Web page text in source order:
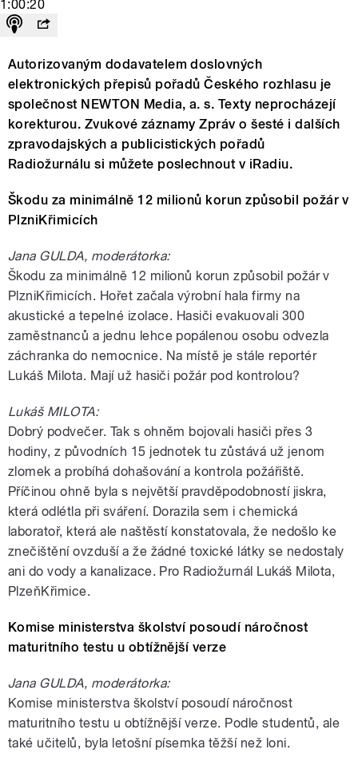
1:00:20
Autorizovaným dodavatelem doslovných
elektronických přepisů pořadů Českého rozhlasu je
společnost NEWTON Media, a. s. Texty neprocházejí
korekturou. Zvukové záznamy Zpráv o šesté i dalších
zpravodajských a publicistických pořadů
Radiožurnálu si můžete poslechnout v iRadiu.
Škodu za minimálně 12 milionů korun způsobil požár v
PlzniKřimicích
Jana GULDA, moderátorka:
Škodu za minimálně 12 milionů korun způsobil požár v
PlzniKřimicích. Hořet začala výrobní hala firmy na
akustické a tepelné izolace. Hasiči evakuovali 300
zaměstnanců a jednu lehce popálenou osobu odvezla
záchranka do nemocnice. Na místě je stále reportér
Lukáš Milota. Mají už hasiči požár pod kontrolou?
Lukáš MILOTA:
Dobrý podvečer. Tak s ohněm bojovali hasiči přes 3
hodiny, z původních 15 jednotek tu zůstává už jenom
zlomek a probíhá dohašování a kontrola požářiště.
Příčinou ohně byla s největší pravděpodobností jiskra,
která odlétla při sváření. Dorazila sem i chemická
laboratoř, která ale naštěstí konstatovala, že nedošlo ke
znečištění ovzduší a že žádné toxické látky se nedostaly
ani do vody a kanalizace. Pro Radiožurnál Lukáš Milota,
PlzeňKřimice.
Komise ministerstva školství posoudí náročnost
maturitního testu u obtížnější verze
Jana GULDA, moderátorka:
Komise ministerstva školství posoudí náročnost
maturitního testu u obtížnější verze. Podle studentů, ale
také učitelů, byla letošní písemka těžší než loni.